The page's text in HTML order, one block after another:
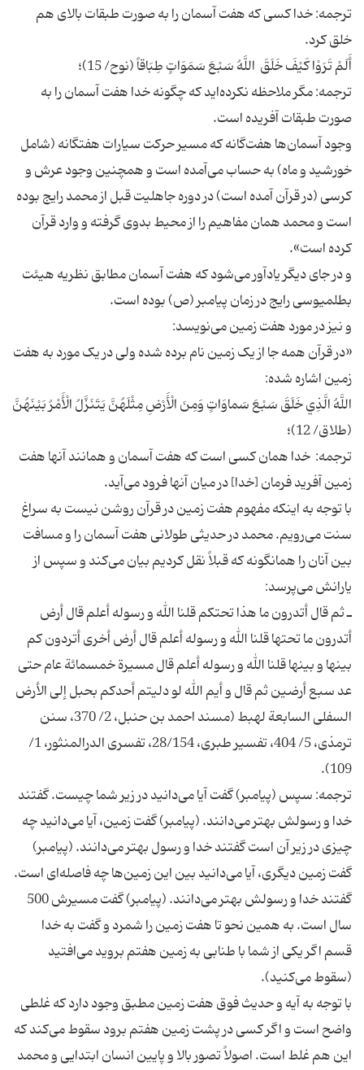
ترجمه: خدا کسی که هفت آسمان را به صورت طبقات بالای هم
خلق کرد.
أَلَمْ تَرَوْا كَيْفَ خَلَقَ اللَّهُ سَبْعَ سَمَوَاتٍ طِبَاقاً (نوح/ 15)؛
ترجمه: مگر ملاحظه نکرده‌اید که چگونه خدا هفت آسمان را به
صورت طبقات آفریده است.
وجود آسمان‌ها هفت‌گانه که مسیر حرکت سیارات هفتگانه (شامل
خورشید و ماه) به حساب می‌آمده است و همچنین وجود عرش و
کرسی (در قرآن آمده است) در دوره جاهلیت قبل از محمد رایج بوده
است و محمد همان مفاهیم را از محیط بدوی گرفته و وارد قرآن
کرده است».
و در جای دیگر یادآور می‌شود که هفت آسمان مطابق نظریه هیئت
بطلمیوسی رایج در زمان پیامبر (ص) بوده است.
و نیز در مورد هفت زمین می‌نویسد:
«در قرآن همه جا از یک زمین نام برده شده ولی در یک مورد به هفت
زمین اشاره شده:
اللَّهُ الَّذِي خَلَقَ سَبْعَ سَماوَاتٍ وَمِنَ الْأَرْضِ مِثْلَهُنَّ يَتَنَزَّلُ الْأَمْرُ بَيْنَهُنَّ
(طلاق/ 12)؛
ترجمه: خدا همان کسی است که هفت آسمان و همانند آنها هفت
زمین آفرید فرمان [خدا] در میان آنها فرود می‌آید.
با توجه به اینکه مفهوم هفت زمین در قرآن روشن نیست به سراغ
سنت می‌رویم. محمد در حدیثی طولانی هفت آسمان را و مسافت
بین آنان را همانگونه که قبلاً نقل کردیم بیان می‌کند و سپس از
یارانش می‌پرسد:
ـ ثم قال أتدرون ما هذا تحتکم قلنا الله و رسوله أعلم قال أرض
أتدرون ما تحتها قلنا الله و رسوله أعلم قال أرض أخری أتردون کم
بینها و بینها قلنا الله و رسوله أعلم قال مسیرة خمسمائة عام حتی
عد سبع أرضین ثم قال و أیم الله لو دلیتم أحدکم بحبل إلی الأرض
السفلی السابعة لهبط (مسند احمد بن حنبل، 2/ 370، سنن
ترمذی، 5/ 404، تفسیر طبری، 28/154، تفسری الدرالمنثور، 1/
109).
ترجمه: سپس (پیامبر) گفت آیا می‌دانید در زیر شما چیست. گفتند
خدا و رسولش بهتر می‌دانند. (پیامبر) گفت زمین، آیا می‌دانید چه
چیزی در زیر آن است گفتند خدا و رسول بهتر می‌دانند. (پیامبر)
گفت زمین دیگری، آیا می‌دانید بین این زمین‌ها چه فاصله‌ای است.
گفتند خدا و رسولش بهتر می‌دانند. (پیامبر) گفت مسیرش 500
سال است. به همین نحو تا هفت زمین را شمرد و گفت به خدا
قسم اگر یکی از شما با طنابی به زمین هفتم بروید می‌افتید
(سقوط می‌کنید).
با توجه به آیه و حدیث فوق هفت زمین مطبق وجود دارد که غلطی
واضح است و اگر کسی در پشت زمین هفتم برود سقوط می‌کند که
این هم غلط است. اصولاً تصور بالا و پایین انسان ابتدایی و محمد